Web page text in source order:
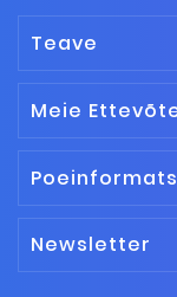
Teave
Meie
Newsletter